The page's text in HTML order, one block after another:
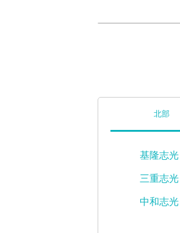
北部
基隆志光
三重志光
中和志光